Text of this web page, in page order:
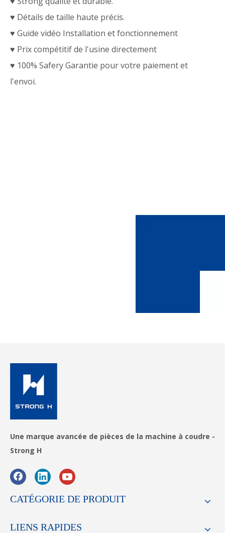
♥ Détails de taille haute précis.
♥ Guide vidéo Installation et fonctionnement
♥ Prix compétitif de l'usine directement
♥ 100% Safery Garantie pour votre paiement et
l'envoi.
Une marque avancée de pièces de la machine à coudre -
Strong H
CATÉGORIE DE PRODUIT
LIENS RAPIDES